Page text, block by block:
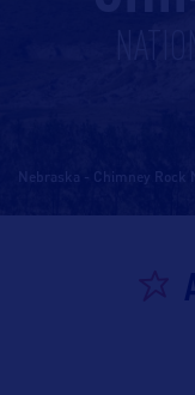
Nebraska - Chimney Rock